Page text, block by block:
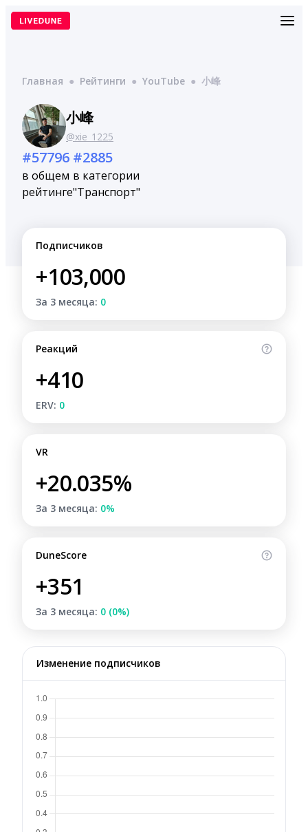
Перейти
Главная ● Рейтинги ● YouTube ● 小峰
小峰
@xie_1225
#57796
в общем
рейтинге
#2885
в категории
"Транспорт"
Подписчиков
+103,000
За 3 месяца: 0
Реакций
+410
ERV: 0
VR
+20.035%
За 3 месяца: 0%
DuneScore
+351
За 3 месяца: 0 (0%)
Изменение подписчиков